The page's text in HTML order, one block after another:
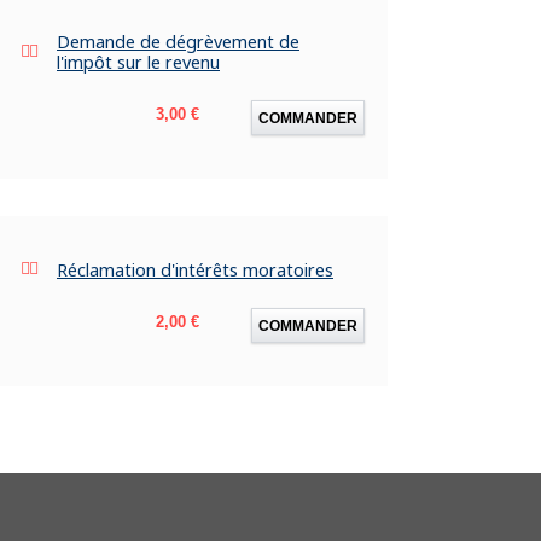
Demande de dégrèvement de
l'impôt sur le revenu
Prix
3,00 € COMMANDER
Réclamation d'intérêts moratoires
Prix
2,00 € COMMANDER